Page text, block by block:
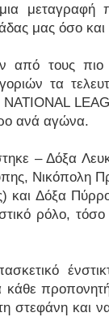
μεταγραφή
μας όσο
από τους πιο
τα
ανά αγώνα.
– Δόξα
Νικόπολη
και Δόξα
ρόλο,
κάθε
στεφάνη και